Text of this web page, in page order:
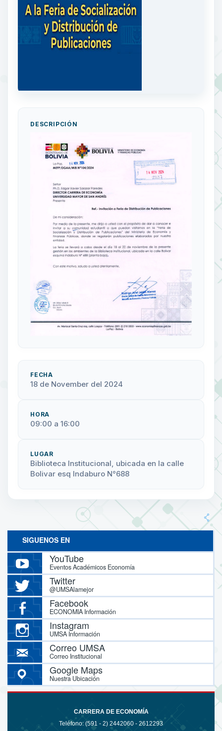
DESCRIPCIÓN
FECHA
18 de November del 2024
HORA
09:00 a 16:00
LUGAR
Biblioteca Institucional, ubicada en la calle
Bolivar esq Indaburo N°688
SIGUENOS EN
YouTube
Eventos Académicos Economía
Twitter
@UMSAlamejor
Facebook
ECONOMIA Información
Instagram
UMSA Información
Correo UMSA
Correo Institucional
Google Maps
Nuestra Ubicación
CARRERA DE ECONOMÍA
Teléfono: (591 - 2) 2442060 - 2612293